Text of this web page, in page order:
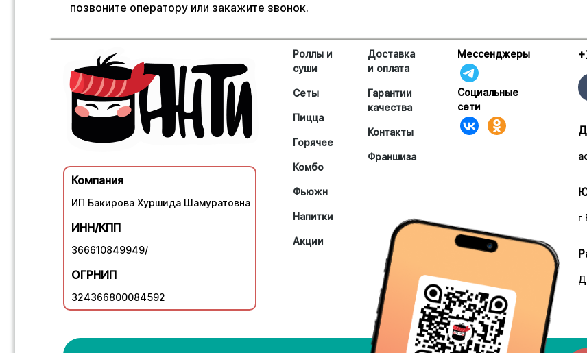
позвоните оператору или закажите звонок.
Компания
ИП Бакирова Хуршида Шамуратовна
ИНН/КПП
366610849949/
ОГРНИП
324366800084592
Роллы и
суши
Сеты
Пицца
Горячее
Комбо
Фьюжн
Напитки
Акции
Доставка
и оплата
Гарантии
качества
Контакты
Франшиза
Мессенджеры
Социальные
сети
г